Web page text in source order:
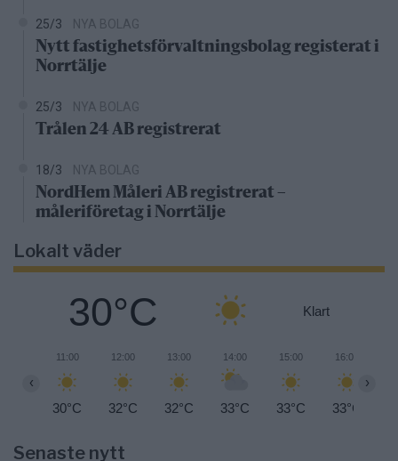
25/3 NYA BOLAG
Nytt fastighetsförvaltningsbolag registerat i
Norrtälje
25/3 NYA BOLAG
Trålen 24 AB registrerat
18/3 NYA BOLAG
NordHem Måleri AB registrerat –
måleriföretag i Norrtälje
Lokalt väder
30°C Klart
11:00
30°C
12:00
32°C
13:00
32°C
14:00
33°C
15:00
33°C
16:00
33°C
‹ ›
Senaste nytt